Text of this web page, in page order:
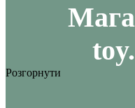
Розгорнути